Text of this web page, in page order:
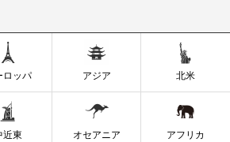
ロッパ アジア 北米
近東 オセアニア アフリカ